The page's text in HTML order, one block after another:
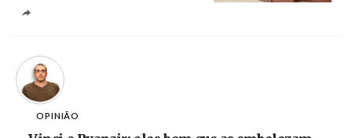
OPINIÃO